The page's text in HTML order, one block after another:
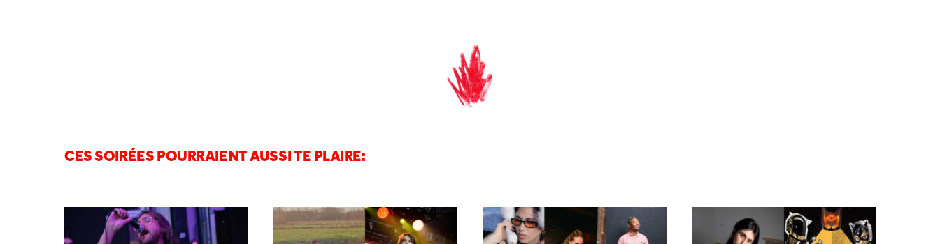
CES SOIRÉES POURRAIENT AUSSI TE PLAIRE: